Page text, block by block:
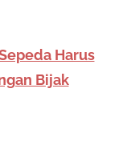
Harus
Bijak